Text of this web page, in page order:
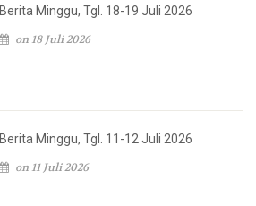
Berita Minggu, Tgl. 18-19 Juli 2026
on 18 Juli 2026
Berita Minggu, Tgl. 11-12 Juli 2026
on 11 Juli 2026